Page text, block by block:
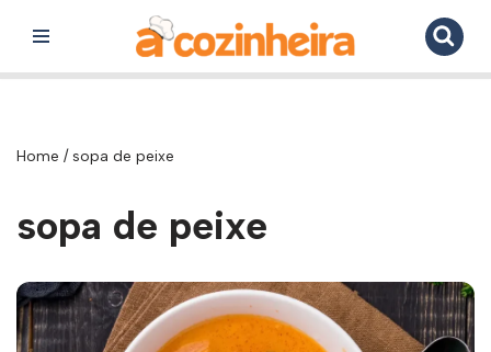
para
Home / sopa de peixe
sopa de peixe